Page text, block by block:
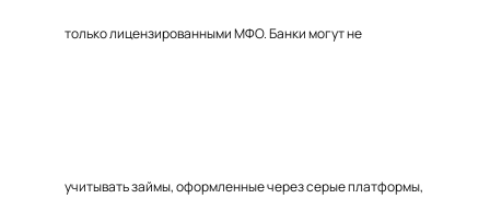
только лицензированными МФО. Банки могут не
учитывать займы, оформленные через серые платформы,